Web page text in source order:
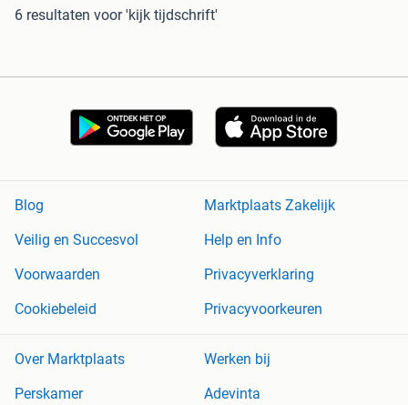
6 resultaten voor 'kijk tijdschrift'
Blog
Marktplaats Zakelijk
Veilig en Succesvol
Help en Info
Voorwaarden
Privacyverklaring
Cookiebeleid
Privacyvoorkeuren
Over Marktplaats
Werken bij
Perskamer
Adevinta